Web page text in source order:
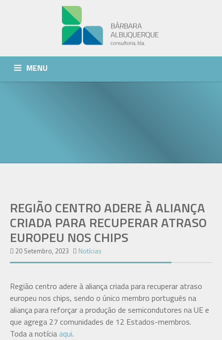
MENU
REGIÃO CENTRO ADERE À ALIANÇA
CRIADA PARA RECUPERAR ATRASO
EUROPEU NOS CHIPS
20 Setembro, 2023 Notícias
Região centro adere à aliança criada para recuperar atraso
europeu nos chips, sendo o único membro português na
aliança para reforçar a produção de semicondutores na UE e
que agrega 27 comunidades de 12 Estados-membros.
Toda a notícia aqui.